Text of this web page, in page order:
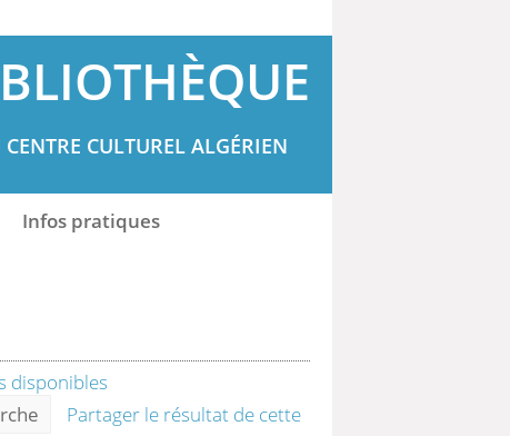
CENTRE CULTUREL ALGÉRIEN
Infos pratiques
Partager le résultat de cette